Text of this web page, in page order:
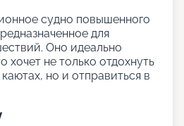
судно повышенного
для
Оно идеально
хочет не только отдохнуть
но и отправиться в
планеты, при этом